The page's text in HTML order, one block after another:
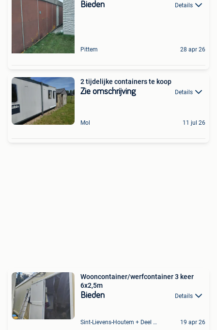
Bieden Details
Pittem 28 apr 26
2 tijdelijke containers te koop
Zie omschrijving Details
Mol 11 jul 26
Wooncontainer/werfcontainer 3 keer
6x2,5m
Bieden Details
Sint-Lievens-Houtem + Deel Oombergen 19 apr 26